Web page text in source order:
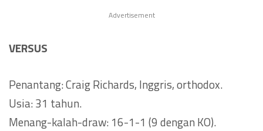
Advertisement
VERSUS
Penantang: Craig Richards, Inggris, orthodox.
Usia: 31 tahun.
Menang-kalah-draw: 16-1-1 (9 dengan KO).